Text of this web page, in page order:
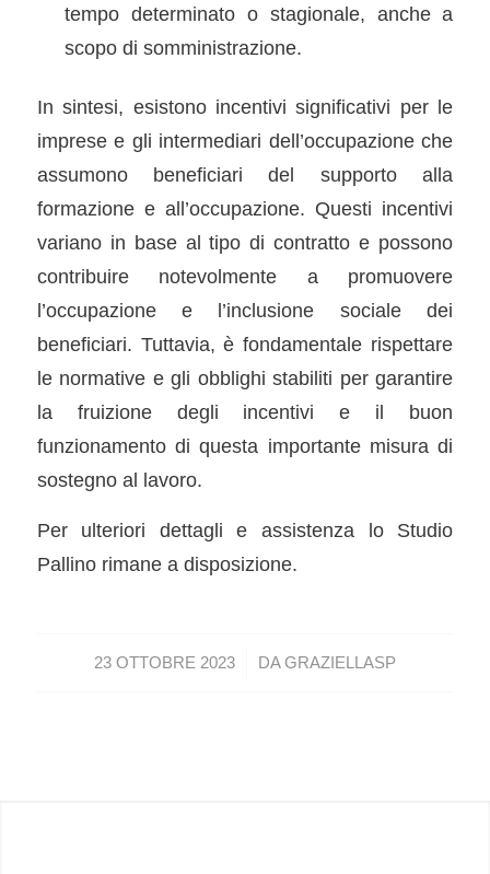
tempo determinato o stagionale, anche a
scopo di somministrazione.
In sintesi, esistono incentivi significativi per le
imprese e gli intermediari dell’occupazione che
assumono beneficiari del supporto alla
formazione e all’occupazione. Questi incentivi
variano in base al tipo di contratto e possono
contribuire notevolmente a promuovere
l’occupazione e l’inclusione sociale dei
beneficiari. Tuttavia, è fondamentale rispettare
le normative e gli obblighi stabiliti per garantire
la fruizione degli incentivi e il buon
funzionamento di questa importante misura di
sostegno al lavoro.
Per ulteriori dettagli e assistenza lo Studio
Pallino rimane a disposizione.
23 OTTOBRE 2023
/ DAGRAZIELLASP